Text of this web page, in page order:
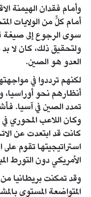
وأمام فقدان الهيمنة
أمام كلٍّ من الولايات
سوى الرجوع إلى صيغة
ولتحقيق ذلك، كان لا
العدو هو الصين.
لكنهم ترددوا في
أنظارهم نحو
تمدد الصين في آسيا.
وكان اللاعب المحوري
كانت قد ابتعدت عن
استراتيجيتها تقوم
الأمريكي دون التورط
وقد تمكنت بريطانيا من
المتواضعة المستوى